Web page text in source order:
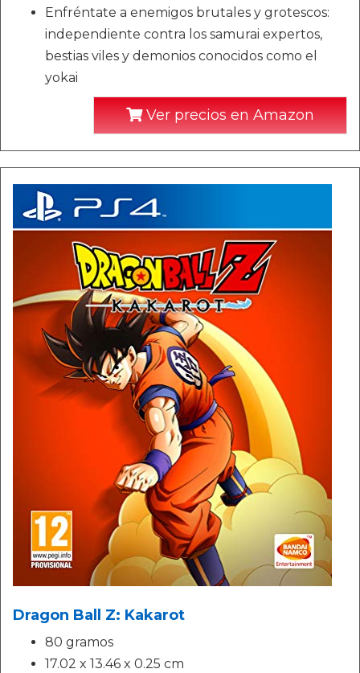
Enfréntate a enemigos brutales y grotescos:
independiente contra los samurai expertos,
bestias viles y demonios conocidos como el
yokai
Ver precios en Amazon
Dragon Ball Z: Kakarot
80 gramos
17.02 x 13.46 x 0.25 cm